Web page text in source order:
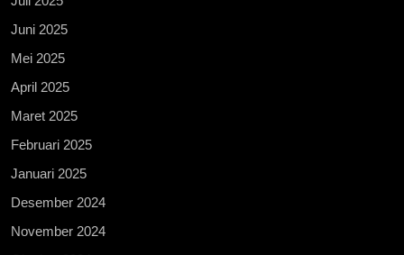
Juni 2025
Mei 2025
April 2025
Maret 2025
Februari 2025
Januari 2025
Desember 2024
November 2024